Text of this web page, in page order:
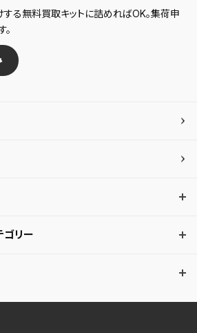
る無料買取キットに詰めればOK。集荷申
ゴリー